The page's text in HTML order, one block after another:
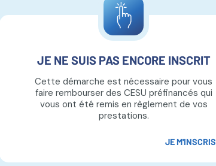
JE NE SUIS PAS ENCORE INSCRIT
Cette démarche est nécessaire pour vous
faire rembourser des CESU préfinancés qui
vous ont été remis en règlement de vos
prestations.
JE M'INSCRIS